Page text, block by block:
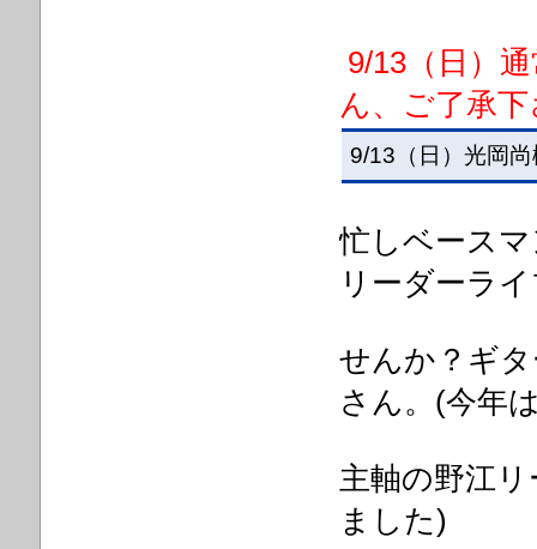
9/13（日）
ん、ご了承
9/13（日）光岡
忙しベース
リーダーラ
せんか？ギ
さん。(今年
主軸の野江
ました)